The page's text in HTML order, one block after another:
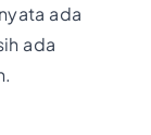
ada
ada